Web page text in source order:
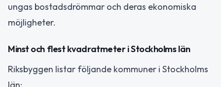
ungas bostadsdrömmar och deras ekonomiska
möjligheter.
Minst och flest kvadratmeter i Stockholms län
Riksbyggen listar följande kommuner i Stockholms